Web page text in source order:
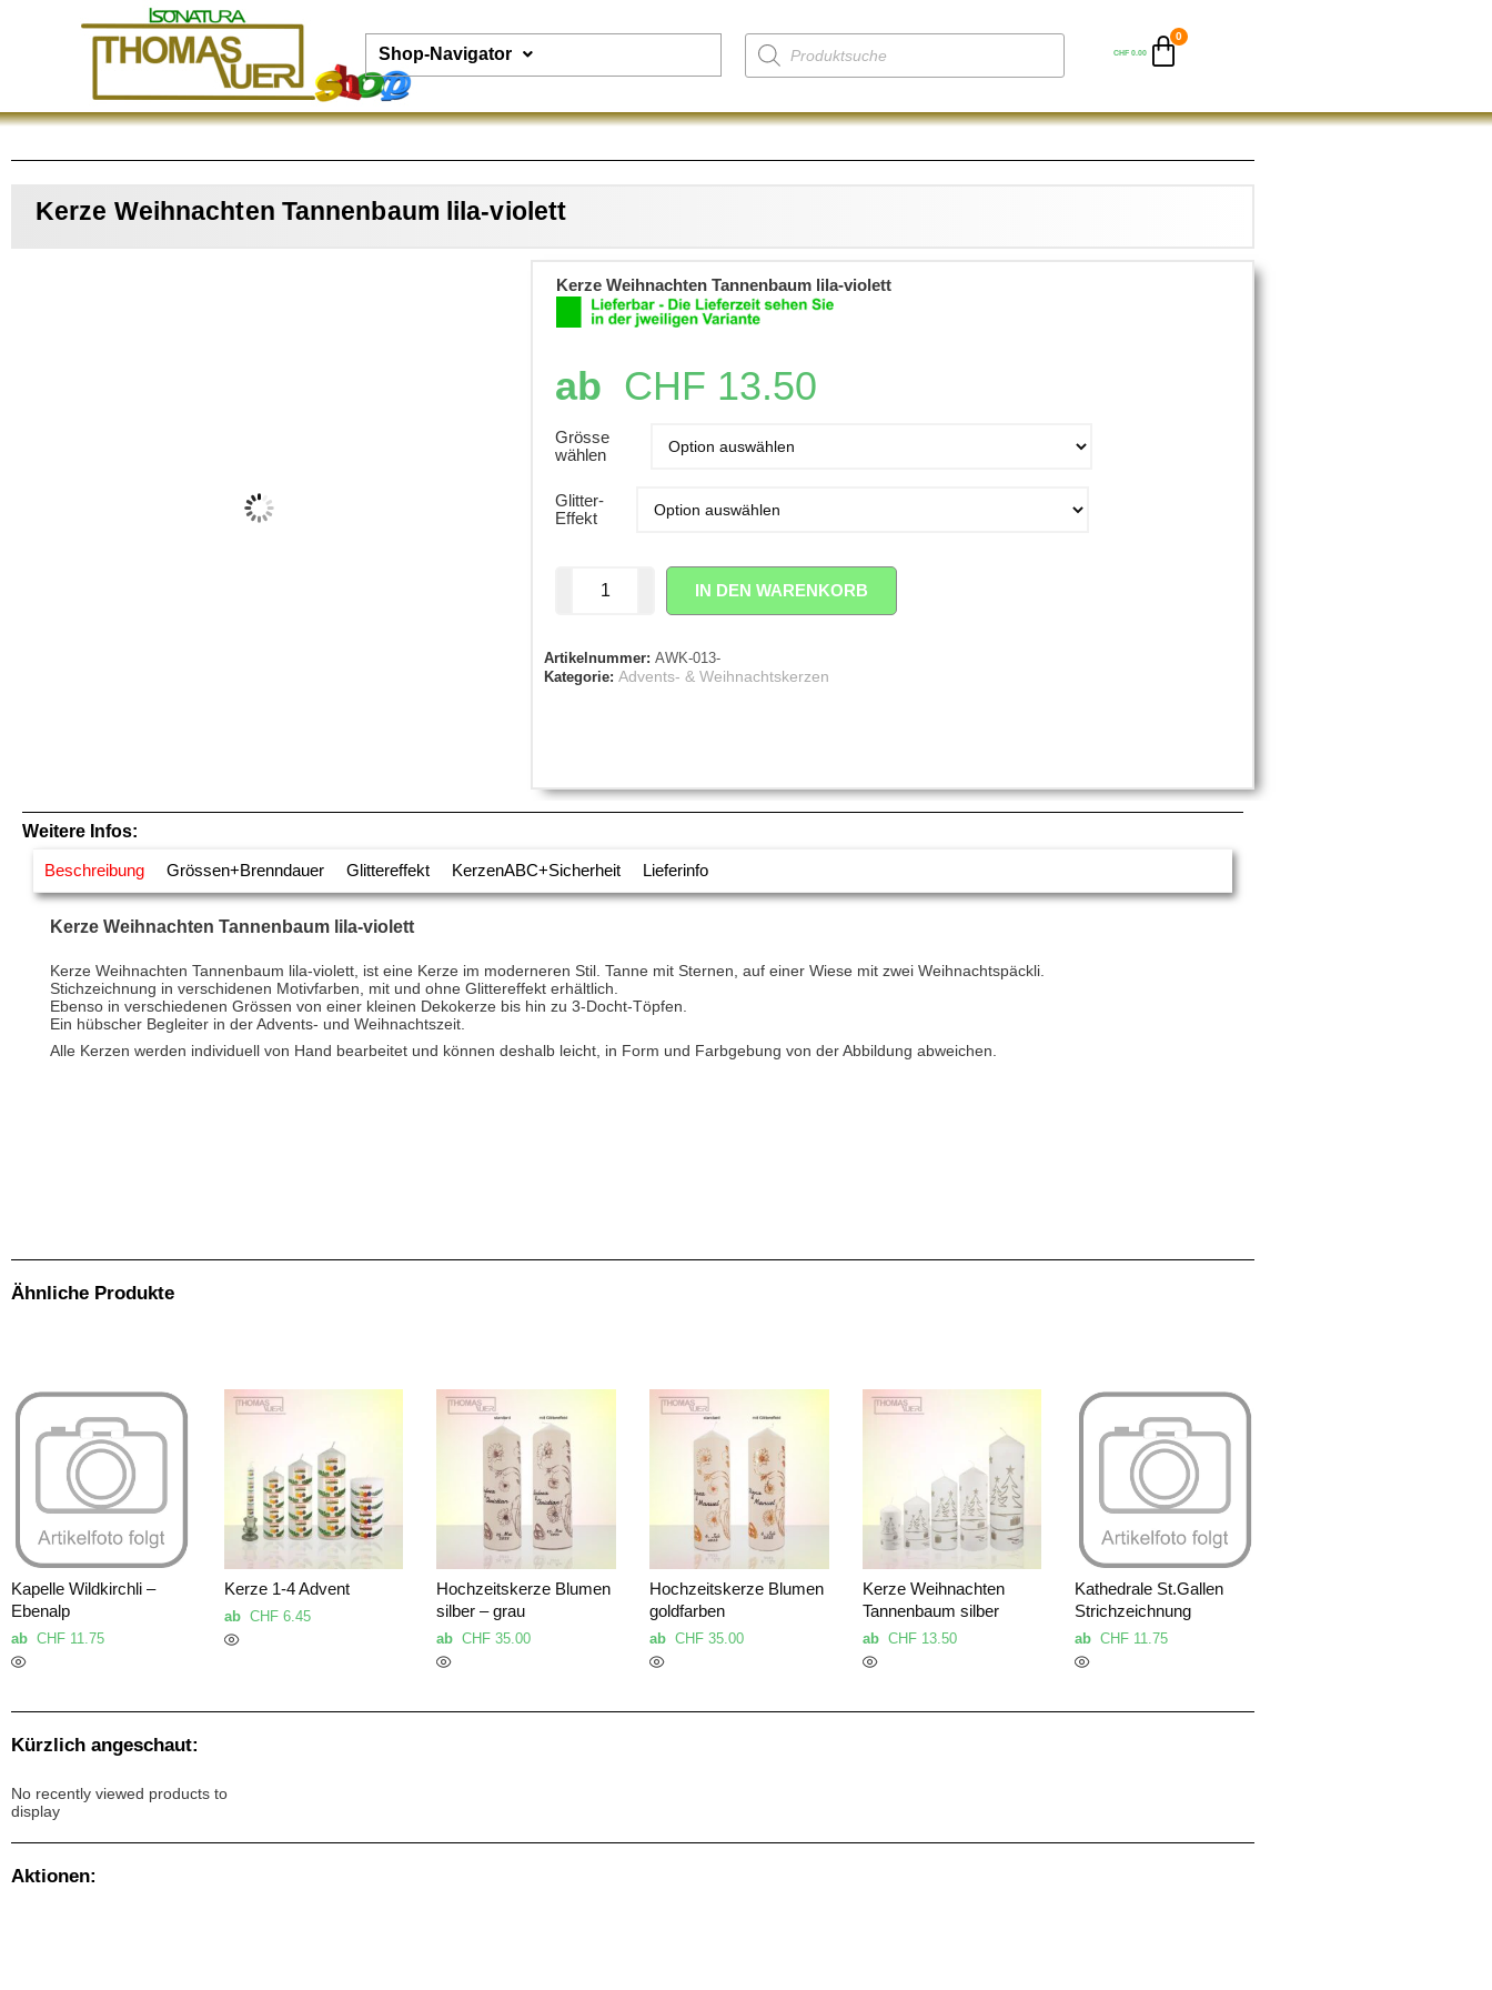
Shop-Navigator CHF0.00
Kerze Weihnachten Tannenbaum lila-violett
Kerze Weihnachten Tannenbaum lila-violett
ab CHF 13.50
Grösse
wählen
Glitter-
Effekt
IN DEN WARENKORB
Artikelnummer:AWK-013-
Kategorie:Advents- & Weihnachtskerzen
Weitere Infos:
Beschreibung Grössen+Brenndauer Glittereffekt KerzenABC+Sicherheit Lieferinfo
Kerze Weihnachten Tannenbaum lila-violett
Kerze Weihnachten Tannenbaum lila-violett, ist eine Kerze im moderneren Stil. Tanne mit Sternen, auf einer Wiese mit zwei Weihnachtspäckli.
Stichzeichnung in verschidenen Motivfarben, mit und ohne Glittereffekt erhältlich.
Ebenso in verschiedenen Grössen von einer kleinen Dekokerze bis hin zu 3-Docht-Töpfen.
Ein hübscher Begleiter in der Advents- und Weihnachtszeit.
Alle Kerzen werden individuell von Hand bearbeitet und können deshalb leicht, in Form und Farbgebung von der Abbildung abweichen.
Ähnliche Produkte
Kapelle Wildkirchli –
Ebenalp
ab CHF 11.75
Kerze 1-4 Advent
ab CHF6.45
Hochzeitskerze Blumen
silber – grau
abCHF 35.00
Hochzeitskerze Blumen
goldfarben
ab CHF35.00
Kerze Weihnachten
Tannenbaum silber
ab CHF13.50
Kathedrale St.Gallen
Strichzeichnung
abCHF 11.75
Kürzlich angeschaut:
No recently viewed products to
display
Aktionen: